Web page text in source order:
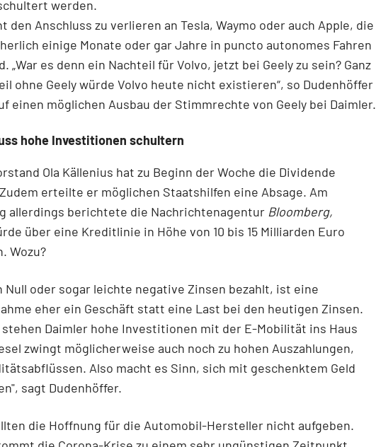
werden.
den Anschluss zu verlieren an Tesla, Waymo oder auch Apple, die
einige Monate oder gar Jahre in puncto autonomes Fahren
„War es denn ein Nachteil für Volvo, jetzt bei Geely zu sein? Ganz
ohne Geely würde Volvo heute nicht existieren“, so Dudenhöffer
einen möglichen Ausbau der Stimmrechte von Geely bei Daimler.
hohe Investitionen schultern
Ola Källenius hat zu Beginn der Woche die Dividende
erteilte er möglichen Staatshilfen eine Absage. Am
allerdings berichtete die Nachrichtenagentur Bloomberg,
über eine Kreditlinie in Höhe von 10 bis 15 Milliarden Euro
Wozu?
Null oder sogar leichte negative Zinsen bezahlt, ist eine
eher ein Geschäft statt eine Last bei den heutigen Zinsen.
Daimler hohe Investitionen mit der E-Mobilität ins Haus
zwingt möglicherweise auch noch zu hohen Auszahlungen,
Also macht es Sinn, sich mit geschenktem Geld
sagt Dudenhöffer.
die Hoffnung für die Automobil-Hersteller nicht aufgeben.